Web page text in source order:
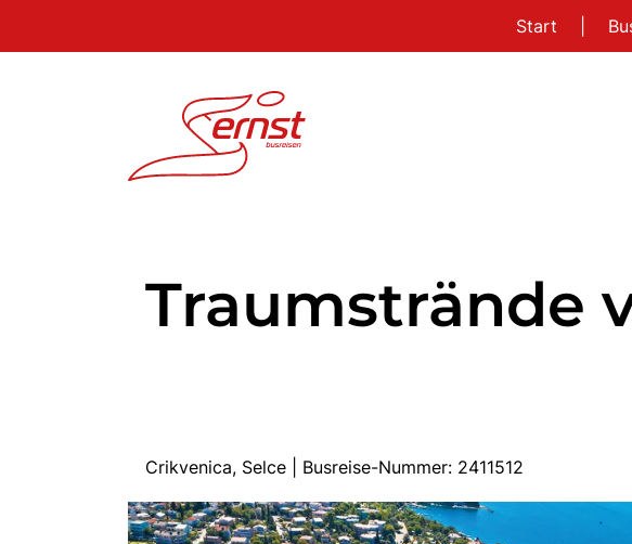
Start
Traumstrände
Crikvenica, Selce | Busreise-Nummer: 2411512